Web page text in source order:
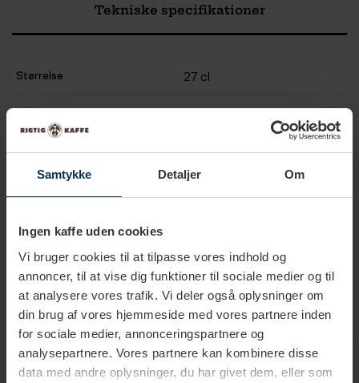
Samtykke Detaljer Om
Ingen kaffe uden cookies
Vi bruger cookies til at tilpasse vores indhold og
annoncer, til at vise dig funktioner til sociale medier og til
at analysere vores trafik. Vi deler også oplysninger om
din brug af vores hjemmeside med vores partnere inden
for sociale medier, annonceringspartnere og
analysepartnere. Vores partnere kan kombinere disse
data med andre oplysninger, du har givet dem, eller som
Tekniske specifikationer
Størrelse 27 cl
Farve Gennemsigtig
Ja
Borosilikatglas
Produkter i samme kategori